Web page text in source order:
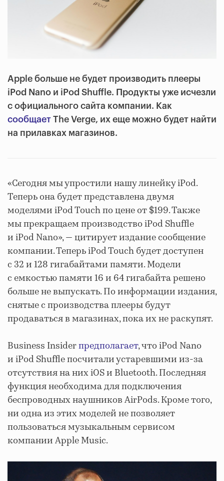
Apple больше не будет производить плееры
iPod Nano и iPod Shuffle. Продукты уже исчезли
с официального сайта компании. Как
сообщает The Verge, их еще можно будет найти
на прилавках магазинов.
«Сегодня мы упростили нашу линейку iPod.
Теперь она будет представлена двумя
моделями iPod Touch по цене от $199. Также
мы прекращаем производство iPod Shuffle
и iPod Nano», — цитирует издание сообщение
компании. Теперь iPod Touch будет доступен
с 32 и 128 гигабайтами памяти. Модели
с емкостью памяти 16 и 64 гигабайта решено
больше не выпускать. По информации издания,
снятые с производства плееры будут
продаваться в магазинах, пока их не раскупят.
Business Insiderпредполагает, что iPod Nano
и iPod Shuffle посчитали устаревшими из-за
отсутствия на них iOS и Bluetooth. Последняя
функция необходима для подключения
беспроводных наушников AirPods. Кроме того,
ни одна из этих моделей не позволяет
пользоваться музыкальным сервисом
компании Apple Music.